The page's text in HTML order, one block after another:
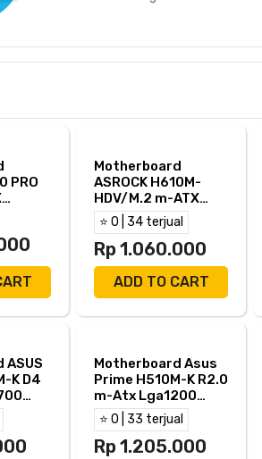
PRO
Motherboard
ASROCK H610M-
HDV/M.2 m-ATX
LGA1700 HDMI DP D-
Sub - H610M
⭐ 0 | 34 terjual
Rp 1.060.000
ADD TO CART
K D4
K
Motherboard Asus
Prime H510M-K R2.0
m-Atx Lga1200
Hdmi Vga - H510MK
R2
⭐ 0 | 33 terjual
Rp 1.205.000